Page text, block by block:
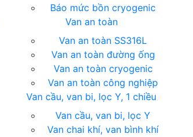
Báo mức bồn cryogenic
Van an toàn
Van an toàn SS316L
Van an toàn đường ống
Van an toàn cryogenic
Van an toàn công nghiệp
Van cầu, van bi, lọc Y, 1 chiều
Van cầu, van bi, lọc Y
Van chai khí, van bình khí